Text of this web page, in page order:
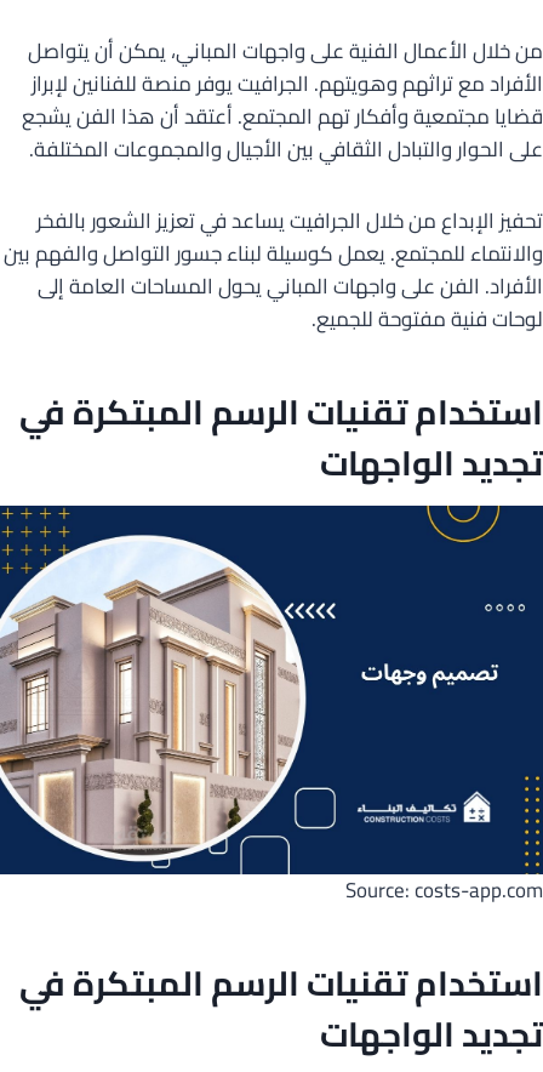
من خلال الأعمال الفنية على واجهات المباني، يمكن أن يتواصل
الأفراد مع تراثهم وهويتهم. الجرافيت يوفر منصة للفنانين لإبراز
قضايا مجتمعية وأفكار تهم المجتمع. أعتقد أن هذا الفن يشجع
على الحوار والتبادل الثقافي بين الأجيال والمجموعات المختلفة.
تحفيز الإبداع من خلال الجرافيت يساعد في تعزيز الشعور بالفخر
والانتماء للمجتمع. يعمل كوسيلة لبناء جسور التواصل والفهم بين
الأفراد. الفن على واجهات المباني يحول المساحات العامة إلى
لوحات فنية مفتوحة للجميع.
استخدام تقنيات الرسم المبتكرة في
تجديد الواجهات
Source: costs-app.com
استخدام تقنيات الرسم المبتكرة في
تجديد الواجهات